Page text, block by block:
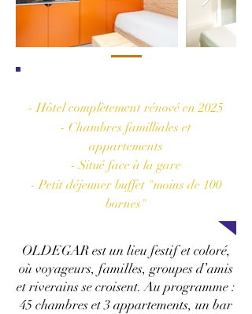
- Hôtel complètement rénové en 2025
- Chambres familliales et
appartements
- Situé face à la gare
- Petit déjeuner buffet "moins de 100
bornes"
OLDEGAR est un lieu festif et coloré,
où voyageurs, familles, groupes d’amis
et riverains se croisent. Au programme :
45 chambres et 3 appartements, un bar